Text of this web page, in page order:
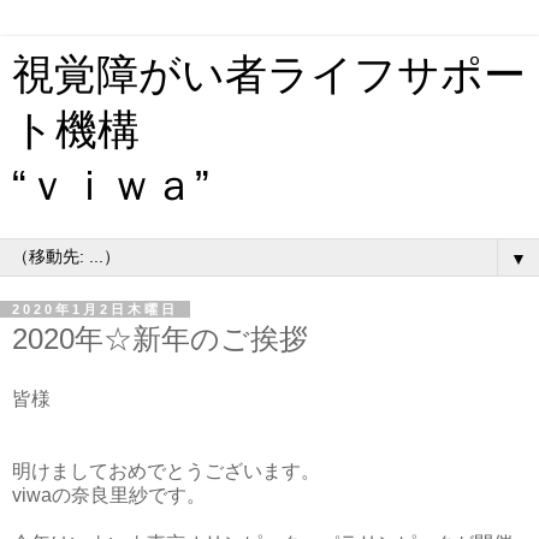
視覚障がい者ライフサポー
ト機構
“ｖｉｗａ”
▼
2020年1月2日木曜日
2020年☆新年のご挨拶
皆様
明けましておめでとうございます。
viwaの奈良里紗です。